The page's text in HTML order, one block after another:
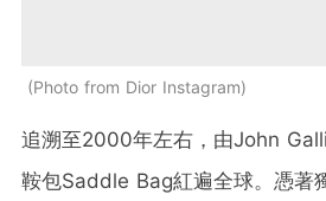
Photo from Dior Instagram
追溯至2000年左右，由John
鞍包Saddle Bag紅遍全球。憑著